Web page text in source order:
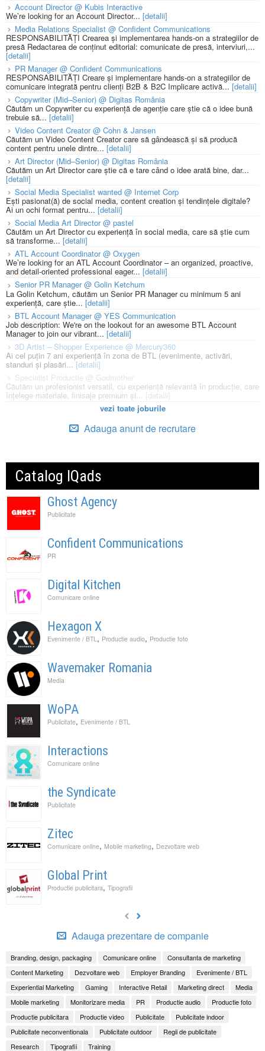
Account Director @ Kubis Interactive
We’re looking for an Account Director... [detalii]
Media Relations Specialist @ Confident Communications
RESPONSABILITĂȚI Crearea și implementarea hands-on a strategiilor de
presă Redactarea de conținut editorial: comunicate de presă, interviuri,...
[detalii]
PR Manager @ Confident Communications
RESPONSABILITĂȚI Creare și implementare hands-on a strategiilor de
comunicare integrată pentru clienți B2B & B2C Implicare activă... [detalii]
Copywriter (Mid–Senior) @ Digitas România
Căutăm un Copywriter cu experiență de agenție care știe că o idee bună
trebuie să... [detalii]
Video Content Creator @ Cohn & Jansen
Căutăm un Video Content Creator care să gândească și să producă
content pentru unele dintre... [detalii]
Art Director (Mid–Senior) @ Digitas România
Căutăm un Art Director care știe că e tare când o idee arată bine, dar...
[detalii]
Social Media Specialist wanted @ Internet Corp
Ești pasionat(ă) de social media, content creation și tendințele digitale?
Ai un ochi format pentru... [detalii]
Social Media Art Director @ pastel
Căutăm un Art Director cu experiență în social media, care să știe cum
să transforme... [detalii]
ATL Account Coordinator @ Oxygen
We’re looking for an ATL Account Coordinator – an organized, proactive,
and detail-oriented professional eager... [detalii]
Senior PR Manager @ Golin Ketchum
La Golin Ketchum, căutăm un Senior PR Manager cu minimum 5 ani
experiență, care știe... [detalii]
BTL Account Manager @ YES Communication
Job description: We're on the lookout for an awesome BTL Account
Manager to join our vibrant... [detalii]
3D Artist – Shopper Experience @ Mercury360
Ai cel puțin 7 ani experiență în zona de BTL (evenimente, activări,
standuri și plasări...[detalii]
Specialist Productie @ Godmother
Căutăm un profesionist versatil, cu experiență relevantă în producție, care
înțelege materiale, finisaje premium și... [detalii]
vezi toate joburile
Adauga anunt de recrutare
Catalog IQads
Ghost Agency
Publicitate
Confident Communications
PR
Digital Kitchen
Comunicare online
Hexagon X
Evenimente / BTL , Productie audio, Productie foto
Wavemaker Romania
Media
WoPA
Publicitate, Evenimente / BTL
Interactions
Comunicare online
the Syndicate
Publicitate
Zitec
Comunicare online, Mobile marketing, Dezvoltare web
Global Print
Productie publicitara, Tipografii
Adauga prezentare de companie
Branding, design, packaging Comunicare online
Consultanta de marketing
Content Marketing
Dezvoltare web Employer Branding
Evenimente / BTL
Experiential Marketing
Gaming Interactive Retail Marketing direct
Media
Mobile marketing
Monitorizare media PR Productie audio
Productie foto
Productie publicitara
Productie video Publicitate
Publicitate indoor
Publicitate neconventionala
Publicitate outdoor
Regii de publicitate
Research
Tipografii Training